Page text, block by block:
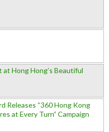
Hong Hong’s Beautiful
Releases “360 Hong Kong
at Every Turn” Campaign